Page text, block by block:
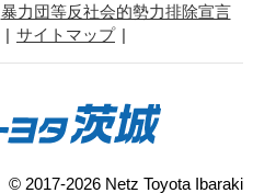
暴力団等反社会的勢力排除宣言
サイトマップ
© 2017-2026 Netz Toyota Ibaraki